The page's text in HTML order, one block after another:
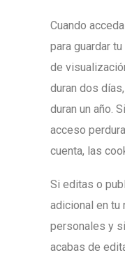
Cuando
para guardar
de
duran dos
duran un año.
acceso
cuenta, las
Si editas o
adicional en tu
personales y
acabas de